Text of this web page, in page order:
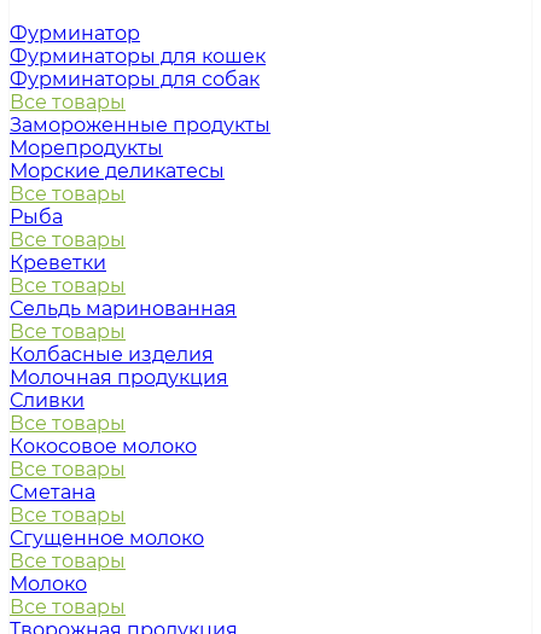
Фурминатор
Фурминаторы для кошек
Фурминаторы для собак
Все товары
Замороженные продукты
Морепродукты
Морские деликатесы
Все товары
Рыба
Все товары
Креветки
Все товары
Сельдь маринованная
Все товары
Колбасные изделия
Молочная продукция
Сливки
Все товары
Кокосовое молоко
Все товары
Сметана
Все товары
Сгущенное молоко
Все товары
Молоко
Все товары